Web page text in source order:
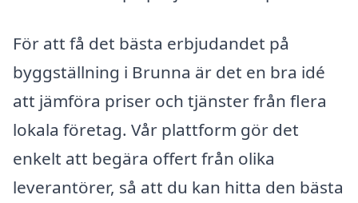
För att få det bästa erbjudandet på
byggställning i Brunna är det en bra idé
att jämföra priser och tjänster från flera
lokala företag. Vår plattform gör det
enkelt att begära offert från olika
leverantörer, så att du kan hitta den bästa